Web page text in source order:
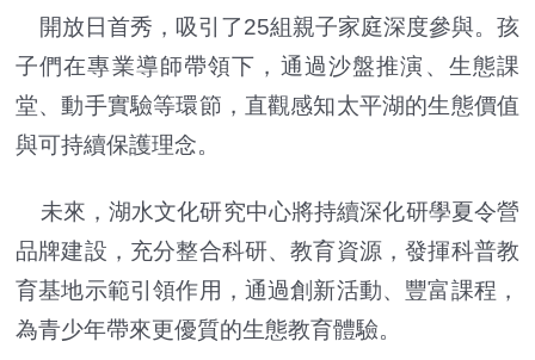
開放日首秀，吸引了25組親子家庭深度參與。孩
子們在專業導師帶領下，通過沙盤推演、生態課
堂、動手實驗等環節，直觀感知太平湖的生態價值
與可持續保護理念。
未來，湖水文化研究中心將持續深化研學夏令營
品牌建設，充分整合科研、教育資源，發揮科普教
育基地示範引領作用，通過創新活動、豐富課程，
為青少年帶來更優質的生態教育體驗。